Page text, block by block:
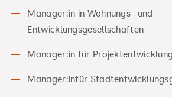
Manager:in in Wohnungs- und
Entwicklungsgesellschaften
Manager:in für Projektentwicklung
Manager:infür